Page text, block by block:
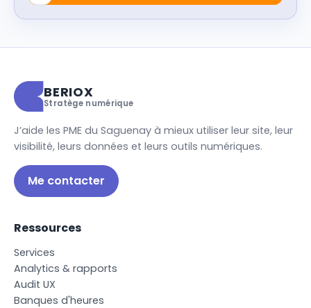
BERIOX
Stratège numérique
J’aide les PME du Saguenay à mieux utiliser leur site, leur
visibilité, leurs données et leurs outils numériques.
Me contacter
Ressources
Services
Analytics & rapports
Audit UX
Banques d'heures